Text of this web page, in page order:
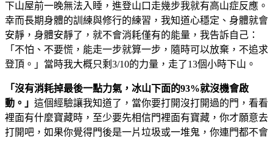
下山屋前一晚無法入睡，進登山口走幾步我就有高山症反應。
幸而長期身體的訓練與修行的練習，我知道心穩定、身體就會
安靜，身體安靜了，就不會消耗僅有的能量，我告訴自己：
「不怕、不要慌，能走一步就算一步，隨時可以放棄，不追求
登頂。」當時我大概只剩3/10的力量，走了13個小時下山。
「沒有消耗掉最後一點力氣，冰山下面的93%就沒機會啟
動。」 這個經驗讓我知道了，當你要打開沒打開過的門，看看
裡面有什麼寶藏時，至少要先相信門裡面有寶藏，你才願意去
打開吧，如果你覺得門後是一片垃圾或一堆鬼，你連門都不會